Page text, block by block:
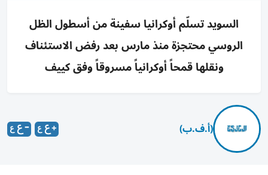
السويد تسلّم أوكرانيا سفينة من أسطول الظل
الروسي محتجزة منذ مارس بعد رفض الاستئناف
ونقلها قمحاً أوكرانياً مسروقاً وفق كييف
(أ.ف.ب)